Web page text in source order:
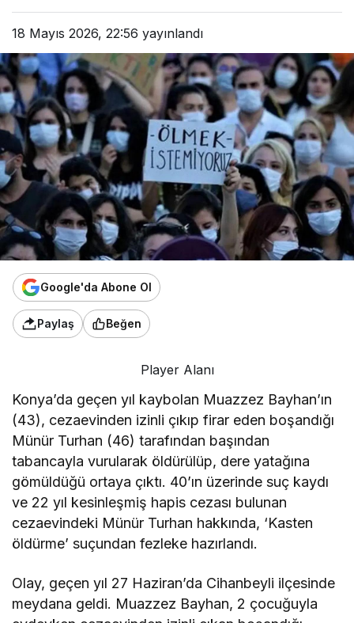
18 Mayıs 2026, 22:56 yayınlandı
Google'da Abone Ol
Paylaş Beğen
Player Alanı
Konya’da geçen yıl kaybolan Muazzez Bayhan’ın
(43), cezaevinden izinli çıkıp firar eden boşandığı
Münür Turhan (46) tarafından başından
tabancayla vurularak öldürülüp, dere yatağına
gömüldüğü ortaya çıktı. 40’ın üzerinde suç kaydı
ve 22 yıl kesinleşmiş hapis cezası bulunan
cezaevindeki Münür Turhan hakkında, ‘Kasten
öldürme’ suçundan fezleke hazırlandı.
Olay, geçen yıl 27 Haziran’da Cihanbeyli ilçesinde
meydana geldi. Muazzez Bayhan, 2 çocuğuyla